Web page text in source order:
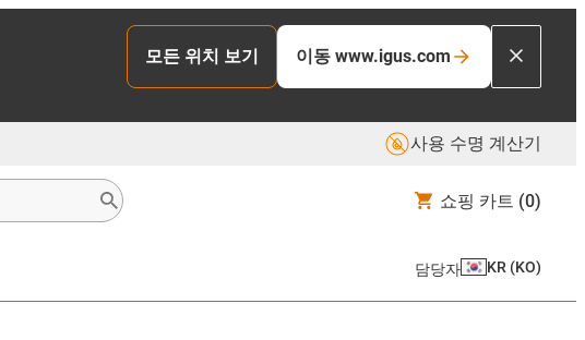
모든 위치 보기 이동 www.igus.com
사용 수명 계산기
쇼핑 카트 (0)
담당자 KR (KO)